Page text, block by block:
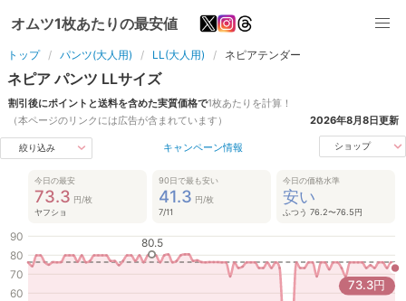
オムツ1枚あたりの最安値
トップ パンツ(大人用) LL(大人用) ネピアテンダー
ネピア パンツ LLサイズ
割引後にポイントと送料を含めた実質価格で1枚あたりを計算！
（本ページのリンクには広告が含まれています）
2026年8月8日更新
絞り込み キャンペーン情報 ショップ
今日の最安
73.3 円/枚
ヤフショ
90日で最も安い
41.3 円/枚
7/11
今日の価格水準
安い
ふつう 76.2〜76.5円
60
70
80
90
80.5
73.3円